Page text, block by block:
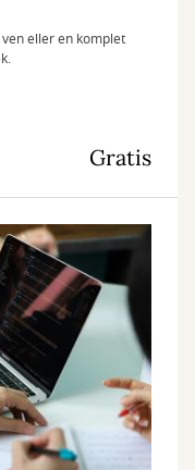
eller en komplet
Gratis